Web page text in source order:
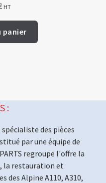
HT
panier
:
spécialiste des pièces
par une équipe de
regroupe l'offre la
la restauration et
des Alpine A110, A310,